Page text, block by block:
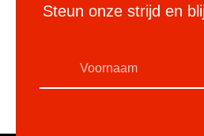
Steun onze strijd en